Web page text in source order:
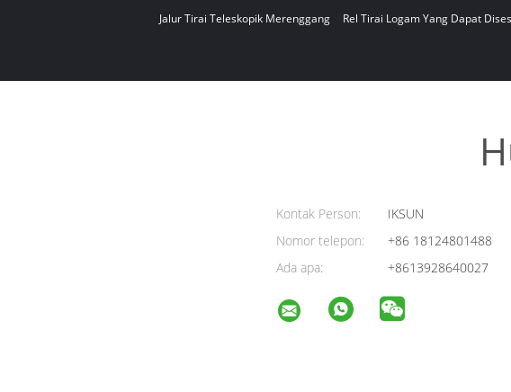
Jalur Tirai Teleskopik Merenggang Rel Tirai Logam Yang Dapat
Kontak Person:
IKSUN
Nomor telepon:
+86 18124801488
Ada apa:
+8613928640027